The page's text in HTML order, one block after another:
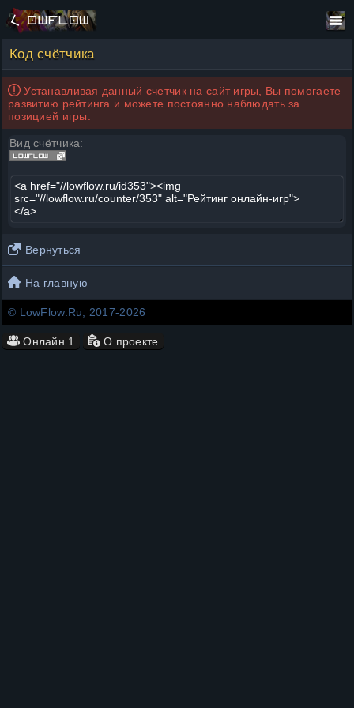
Код счётчика
Устанавливая данный счетчик на сайт игры, Вы помогаете
развитию рейтинга и можете постоянно наблюдать за
позицией игры.
Вид счётчика:
Вернуться
На главную
© LowFlow.Ru, 2017-2026
Онлайн 1 О проекте